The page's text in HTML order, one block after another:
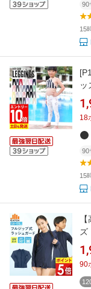
90
15
ッ
ト
18
90
15
ズ
日
学
90